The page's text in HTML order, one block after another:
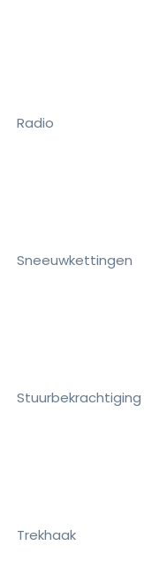
Radio
Sneeuwkettingen
Stuurbekrachtiging
Trekhaak